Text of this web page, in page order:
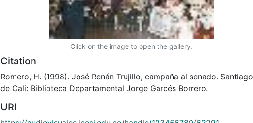
Click on the image to open the gallery.
Citation
Romero, H. (1998). José Renán Trujillo, campaña al senado. Santiago
de Cali: Biblioteca Departamental Jorge Garcés Borrero.
URI